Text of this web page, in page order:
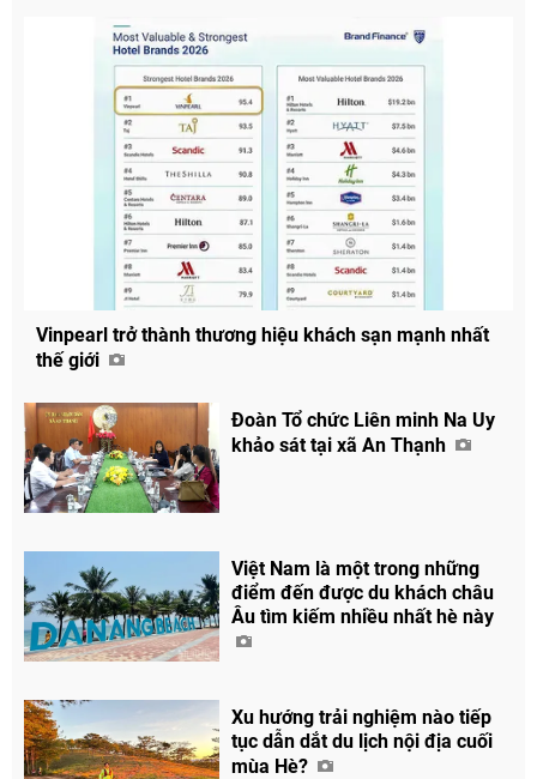
Vinpearl trở thành thương hiệu khách sạn mạnh nhất
thế giới
Đoàn Tổ chức Liên minh Na Uy
khảo sát tại xã An Thạnh
Việt Nam là một trong những
điểm đến được du khách châu
Âu tìm kiếm nhiều nhất hè này
Xu hướng trải nghiệm nào tiếp
tục dẫn dắt du lịch nội địa cuối
mùa Hè?